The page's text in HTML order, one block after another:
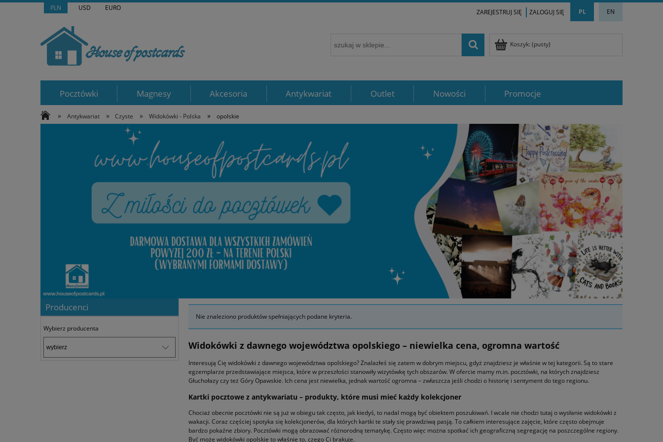
PLN USD EURO PL EN
ZAREJESTRUJ SIĘ ZALOGUJ SIĘ
Koszyk: (pusty)
Pocztówki Magnesy Akcesoria Antykwariat Outlet Nowości Promocje
» Antykwariat » Czyste » Widokówki - Polska » opolskie
Producenci
Wybierz producenta
Nie znaleziono produktów spełniających podane kryteria.
Widokówki z dawnego województwa opolskiego – niewielka cena, ogromna wartość
Interesują Cię widokówki z dawnego województwa opolskiego? Znalazłeś się zatem w dobrym miejscu, gdyż znajdziesz je właśnie w tej kategorii. Są to stare
egzemplarze przedstawiające miejsca, które w przeszłości stanowiły wizytówkę tych obszarów. W ofercie mamy m.in. pocztówki, na których znajdziesz
Głuchołazy czy też Góry Opawskie. Ich cena jest niewielka, jednak wartość ogromna – zwłaszcza jeśli chodzi o historię i sentyment do tego regionu.
Kartki pocztowe z antykwariatu – produkty, które musi mieć każdy kolekcjoner
Chociaż obecnie pocztówki nie są już w obiegu tak często, jak kiedyś, to nadal mogą być obiektem poszukiwań. I wcale nie chodzi tutaj o wysłanie widokówki z
wakacji. Coraz częściej spotyka się kolekcjonerów, dla których kartki te stały się prawdziwą pasją. To całkiem interesujące zajęcie, które często obejmuje
bardzo pokaźne zbiory. Pocztówki mogą obrazować różnorodną tematykę. Często więc można spotkać ich geograficzną segregację na poszczególne regiony.
Być może widokówki opolskie to właśnie to, czego Ci brakuje.